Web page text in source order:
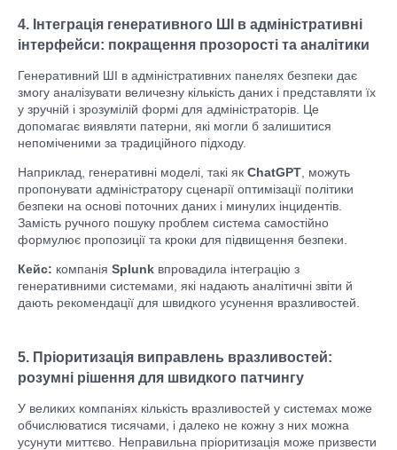
4. Інтеграція генеративного ШІ в адміністративні
інтерфейси: покращення прозорості та аналітики
Генеративний ШІ в адміністративних панелях безпеки дає
змогу аналізувати величезну кількість даних і представляти їх
у зручній і зрозумілій формі для адміністраторів. Це
допомагає виявляти патерни, які могли б залишитися
непоміченими за традиційного підходу.
Наприклад, генеративні моделі, такі як ChatGPT , можуть
пропонувати адміністратору сценарії оптимізації політики
безпеки на основі поточних даних і минулих інцидентів.
Замість ручного пошуку проблем система самостійно
формулює пропозиції та кроки для підвищення безпеки.
Кейс: компанія Splunk впровадила інтеграцію з
генеративними системами, які надають аналітичні звіти й
дають рекомендації для швидкого усунення вразливостей.
5. Пріоритизація виправлень вразливостей:
розумні рішення для швидкого патчингу
У великих компаніях кількість вразливостей у системах може
обчислюватися тисячами, і далеко не кожну з них можна
усунути миттєво. Неправильна пріоритизація може призвести